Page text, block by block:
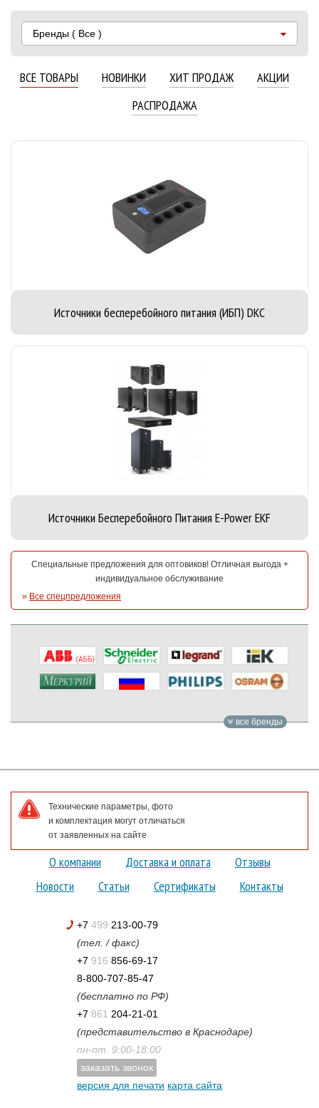
Бренды ( Все )
ВСЕ ТОВАРЫ НОВИНКИ ХИТ ПРОДАЖ
АКЦИИ
РАСПРОДАЖА
Источники бесперебойного питания (ИБП) DKC
Источники Бесперебойного Питания E-Power EKF
Специальные предложения для оптовиков! Отличная выгода +
индивидуальное обслуживание
» Все спецпредложения
все бренды
Технические параметры, фото
и комплектация могут отличаться
от заявленных на сайте
О компании Доставка и оплата
Отзывы
Новости
Статьи Сертификаты Контакты
+7 499 213-00-79
(тел. / факс)
+7 916 856-69-17
8-800-707-85-47
(бесплатно по РФ)
+7 861 204-21-01
(представительство в Краснодаре)
пн-пт. 9:00-18:00
заказать звонок
версия для печати карта сайта